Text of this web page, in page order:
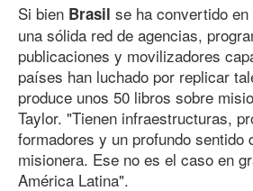
Si bien Brasil se ha convertido
una sólida red de agencias,
publicaciones y movilizadores
países han luchado por replicar
produce unos 50 libros sobre
Taylor. "Tienen infraestructuras,
formadores y un profundo sentido
misionera. Ese no es el caso en
América Latina".